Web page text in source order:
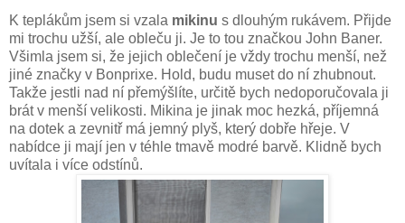
K teplákům jsem si vzala mikinu s dlouhým rukávem. Přijde
mi trochu užší, ale obleču ji. Je to tou značkou John Baner.
Všimla jsem si, že jejich oblečení je vždy trochu menší, než
jiné značky v Bonprixe. Hold, budu muset do ní zhubnout.
Takže jestli nad ní přemýšlíte, určitě bych nedoporučovala ji
brát v menší velikosti. Mikina je jinak moc hezká, příjemná
na dotek a zevnitř má jemný plyš, který dobře hřeje. V
nabídce ji mají jen v téhle tmavě modré barvě. Klidně bych
uvítala i více odstínů.